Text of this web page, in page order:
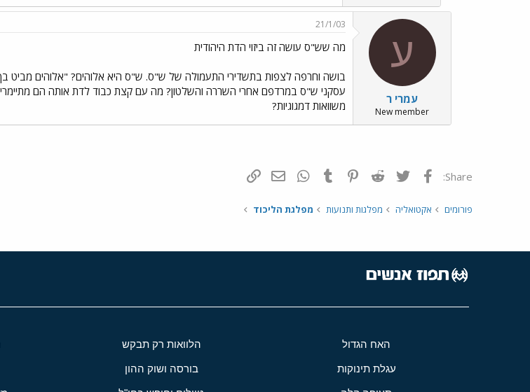
ע
עמרי ר
New member
21/1/03
מה שש"ס עושה זה ביזוי הדת היהודית
בושה וחרפה לצפות בתשדירי התעמולה של ש"ס. ש"ס היא אלוהים? "אלוהים מביט בך
עסקני ש"ס במרדפם אחרי השררה והשלטון? מה עם קצת כבוד לדת אותה הם
משוואות דמגוגיות?
Share: פייסבוק Twitter
Reddit
Pinterest
Tumblr
WhatsAppדואר אלקטרוני
פורומים אקטואליה מפלגות ותנועות מפלגת הליכוד
האח הגדול הלוואות רק תבקש
עגלת תינוקות בורסה ושוק ההון